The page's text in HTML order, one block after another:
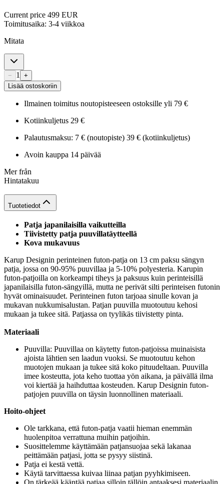
Current price 499 EUR
Toimitusaika: 3-4 viikkoa
Mitata
− 1
+
Lisää ostoskoriin
Ilmainen toimitus noutopisteeseen ostoksille yli 79 €
Kotiinkuljetus 29 €
Palautusmaksu: 7 € (noutopiste) 39 € (kotiinkuljetus)
Avoin kauppa 14 päivää
Mer från
Hintatakuu
Tuotetiedot
Patja japanilaisilla vaikutteilla
Tiivistetty patja puuvillatäytteellä
Kova mukavuus
Karup Designin perinteinen futon-patja on 13 cm paksu sängyn
patja, jossa on 90-95% puuvillaa ja 5-10% polyesteria. Karupin
futon-patjoilla on korkeampi tiheys ja paksuus kuin perinteisillä
japanilaisilla futon-sängyillä, mutta ne perivät silti perinteisen futonin
hyvät ominaisuudet. Perinteinen futon tarjoaa sinulle kovan ja
mukavan nukkumisalustan. Patjan puuvilla muotoutuu kehosi
mukaan ja tukee sitä. Patjassa on tyylikäs tiivistetty pinta.
Materiaali
Puuvilla: Puuvillaa on käytetty futon-patjoissa muinaisista
ajoista lähtien sen laadun vuoksi. Se muotoutuu kehon
muotojen mukaan ja tukee sitä koko pituudeltaan. Puuvilla
imee kosteutta, jota keho tuottaa yön aikana, ja päivällä ilma
voi kiertää ja haihduttaa kosteuden. Karup Designin futon-
patjojen puuvilla on täysin luonnollinen materiaali.
Hoito-ohjeet
Ole tarkkana, että futon-patja vaatii hieman enemmän
huolenpitoa verrattuna muihin patjoihin.
Suosittelemme käyttämään patjansuojaa sekä lakanaa
peittämään patjasi, jotta se pysyy siistinä.
Patja ei kestä vettä.
Käytä tarvittaessa kuivaa liinaa patjan pyyhkimiseen.